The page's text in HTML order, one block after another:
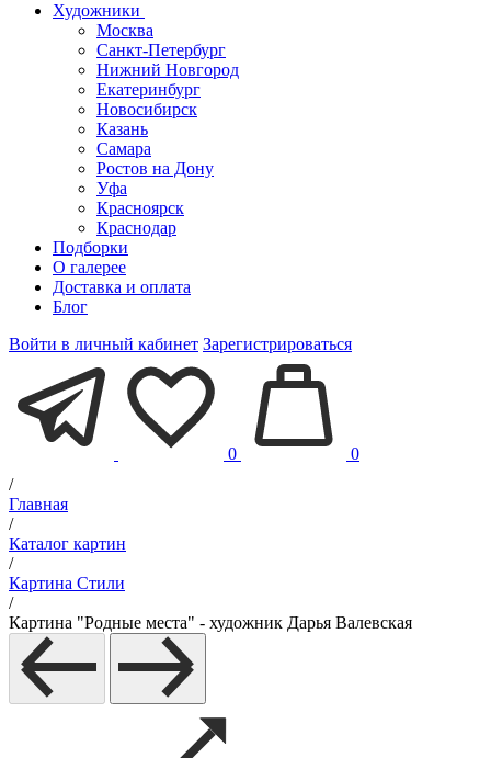
Художники
Москва
Санкт-Петербург
Нижний Новгород
Екатеринбург
Новосибирск
Казань
Самара
Ростов на Дону
Уфа
Красноярск
Краснодар
Подборки
О галерее
Доставка и оплата
Блог
Войти в личный кабинет Зарегистрироваться
0
0
/
Главная
/
Каталог картин
/
Картина Стили
/
Картина "Родные места" - художник Дарья Валевская